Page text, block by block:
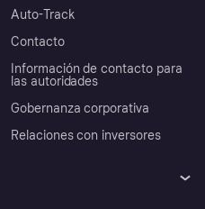
Auto-Track
Contacto
Información de contacto para
las autoridades
Gobernanza corporativa
Relaciones con inversores